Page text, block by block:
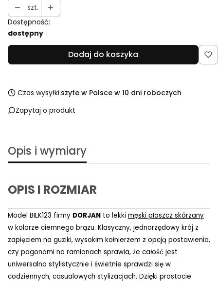
szt.
Dostępność:
dostępny
Dodaj do koszyka
Czas wysyłki:szyte w Polsce w 10 dni roboczych
Zapytaj o produkt
Opis i wymiary
OPIS I ROZMIAR
Model BILK123 firmy DORJAN to lekki męski płaszcz skórzany
w kolorze ciemnego brązu. Klasyczny, jednorzędowy krój z
zapięciem na guziki, wysokim kołnierzem z opcją postawienia,
czy pagonami na ramionach sprawia, że całość jest
uniwersalna stylistycznie i świetnie sprawdzi się w
codziennych, casualowych stylizacjach. Dzięki prostocie